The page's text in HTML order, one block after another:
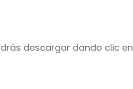
descargar dando clic en